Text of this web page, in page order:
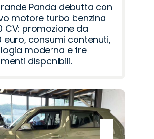
Panda debutta con
motore turbo benzina
CV: promozione da
euro, consumi contenuti,
moderna e tre
disponibili.